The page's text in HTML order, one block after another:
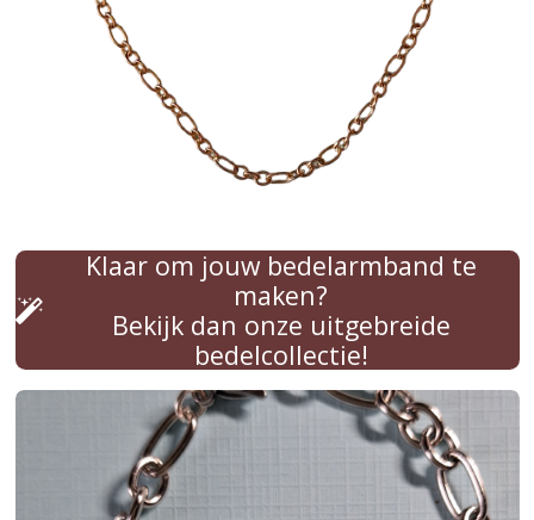
Klaar om jouw bedelarmband te
maken?
Bekijk dan onze uitgebreide
bedelcollectie!